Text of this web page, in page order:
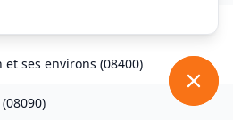
et ses environs (08400)
(08090)